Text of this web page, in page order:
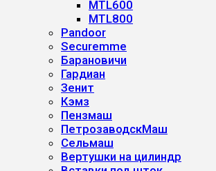
MTL600
MTL800
Pandoor
Securemme
Барановичи
Гардиан
Зенит
Кэмз
Пензмаш
ПетрозаводскМаш
Сельмаш
Вертушки на цилиндр